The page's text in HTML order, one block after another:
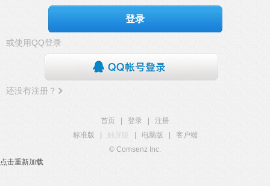
登录
或使用QQ登录
还没有注册？
首页 登录
注册
标准版
触屏版 电脑版
客户端
© Comsenz Inc.
点击重新加载